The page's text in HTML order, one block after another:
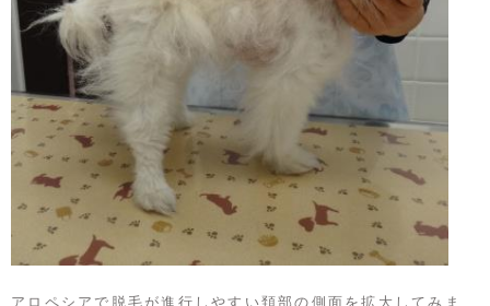
アロペシアで脱毛が進行しやすい頚部の側面を拡大してみま